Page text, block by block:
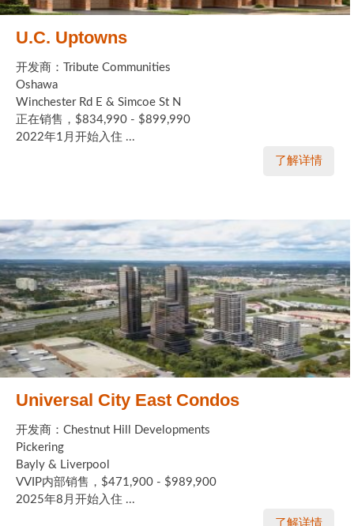
U.C. Uptowns
开发商：Tribute Communities
Oshawa
Winchester Rd E & Simcoe St N
正在销售，$834,990 - $899,990
2022年1月开始入住 ...
了解详情
Universal City East Condos
开发商：Chestnut Hill Developments
Pickering
Bayly & Liverpool
VVIP内部销售，$471,900 - $989,900
2025年8月开始入住 ...
了解详情